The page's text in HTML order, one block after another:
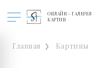
ОНЛАЙН - ГАЛЕРЕЯ
КАРТИН
Главная Картины